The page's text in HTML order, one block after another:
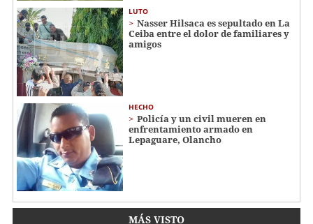
LUTO
Nasser Hilsaca es sepultado en La
Ceiba entre el dolor de familiares y
amigos
HECHO
Policía y un civil mueren en
enfrentamiento armado en
Lepaguare, Olancho
MÁS VISTO